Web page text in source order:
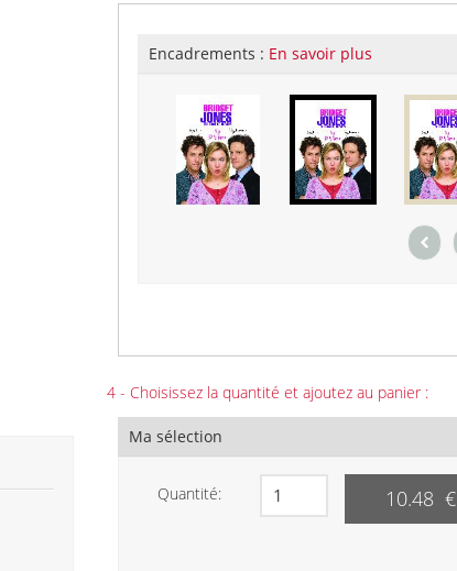
Encadrements : En savoir plus
4 - Choisissez la quantité et ajoutez au panier :
Ma sélection
Quantité: 10.48 €